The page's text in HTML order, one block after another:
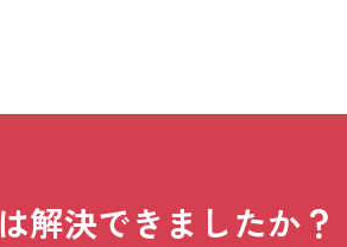
解決できましたか？